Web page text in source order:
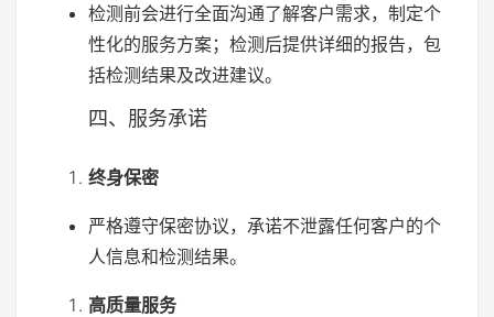
检测前会进行全面沟通了解客户需求，制定个
性化的服务方案；检测后提供详细的报告，包
括检测结果及改进建议。
四、服务承诺
终身保密
严格遵守保密协议，承诺不泄露任何客户的个
人信息和检测结果。
高质量服务